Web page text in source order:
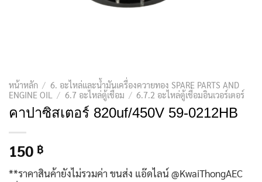
หน้าหลัก / 6. อะไหล่และน้ำมันเครื่องควายทอง SPARE PARTS AND
ENGINE OIL
/ 6.7 อะไหล่ตู้เชื่อม / 6.7.2 อะไหล่ตู้เชื่อมอินเวอร์เตอร์
คาปาซิสเตอร์ 820uf/450V 59-0212HB
150 ฿
**ราคาสินค้ายังไม่รวมค่า ขนส่ง แอ๊ดไลน์ @KwaiThongAEC